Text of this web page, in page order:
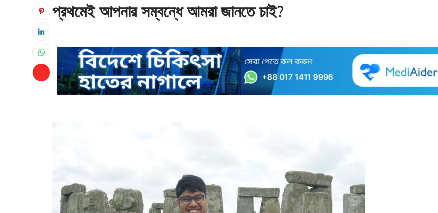
প্রথমেই আপনার সম্বন্ধে আমরা জানতে চাই?